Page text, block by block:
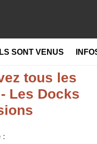
ILS SONT VENUS
tous les
Les Docks
: